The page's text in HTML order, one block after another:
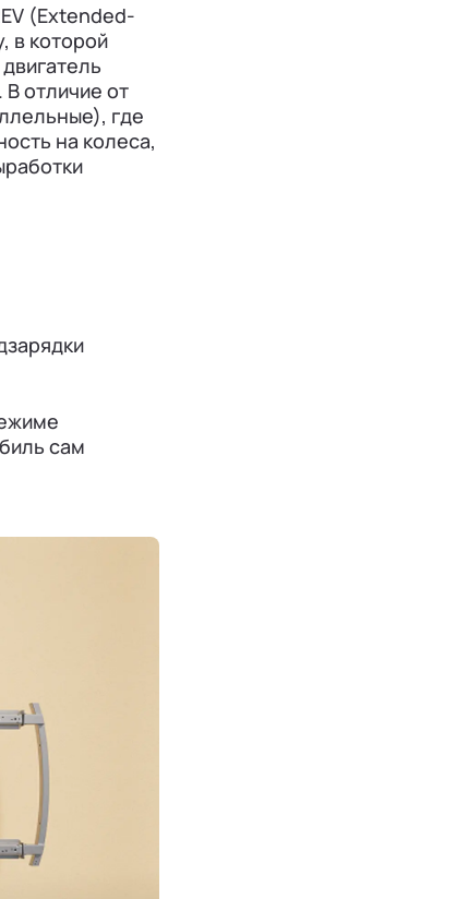
(Extended-
в которой
отличие от
где
на колеса,
сам